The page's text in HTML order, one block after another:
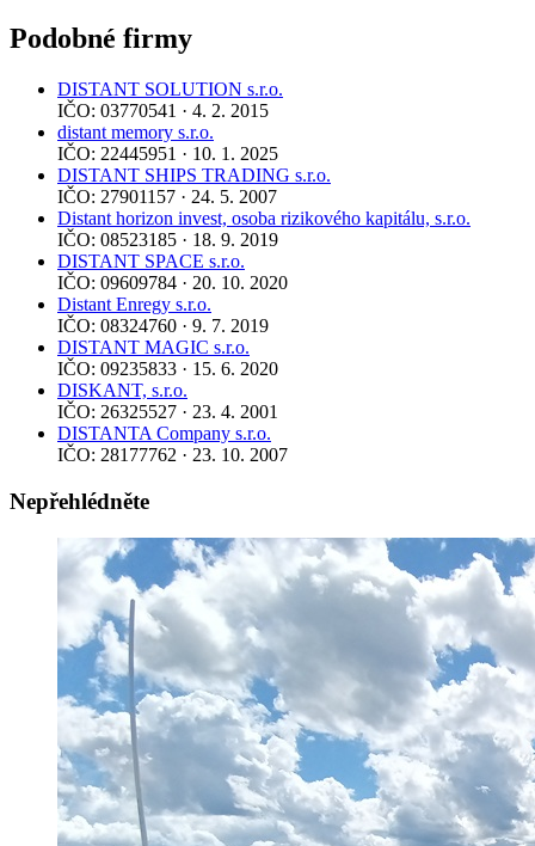
Podobné firmy
DISTANT SOLUTION s.r.o.
IČO: 03770541 · 4. 2. 2015
distant memory s.r.o.
IČO: 22445951 · 10. 1. 2025
DISTANT SHIPS TRADING s.r.o.
IČO: 27901157 · 24. 5. 2007
Distant horizon invest, osoba rizikového kapitálu, s.r.o.
IČO: 08523185 · 18. 9. 2019
DISTANT SPACE s.r.o.
IČO: 09609784 · 20. 10. 2020
Distant Enregy s.r.o.
IČO: 08324760 · 9. 7. 2019
DISTANT MAGIC s.r.o.
IČO: 09235833 · 15. 6. 2020
DISKANT, s.r.o.
IČO: 26325527 · 23. 4. 2001
DISTANTA Company s.r.o.
IČO: 28177762 · 23. 10. 2007
Nepřehlédněte